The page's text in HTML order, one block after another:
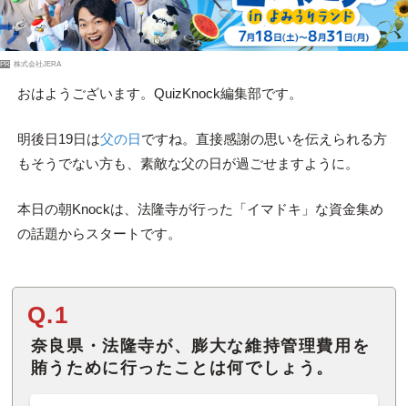
PR 株式会社JERA
おはようございます。QuizKnock編集部です。
明後日19日は父の日ですね。直接感謝の思いを伝えられる方
もそうでない方も、素敵な父の日が過ごせますように。
本日の朝Knockは、法隆寺が行った「イマドキ」な資金集め
の話題からスタートです。
Q.1
奈良県・法隆寺が、膨大な維持管理費用を
賄うために行ったことは何でしょう。